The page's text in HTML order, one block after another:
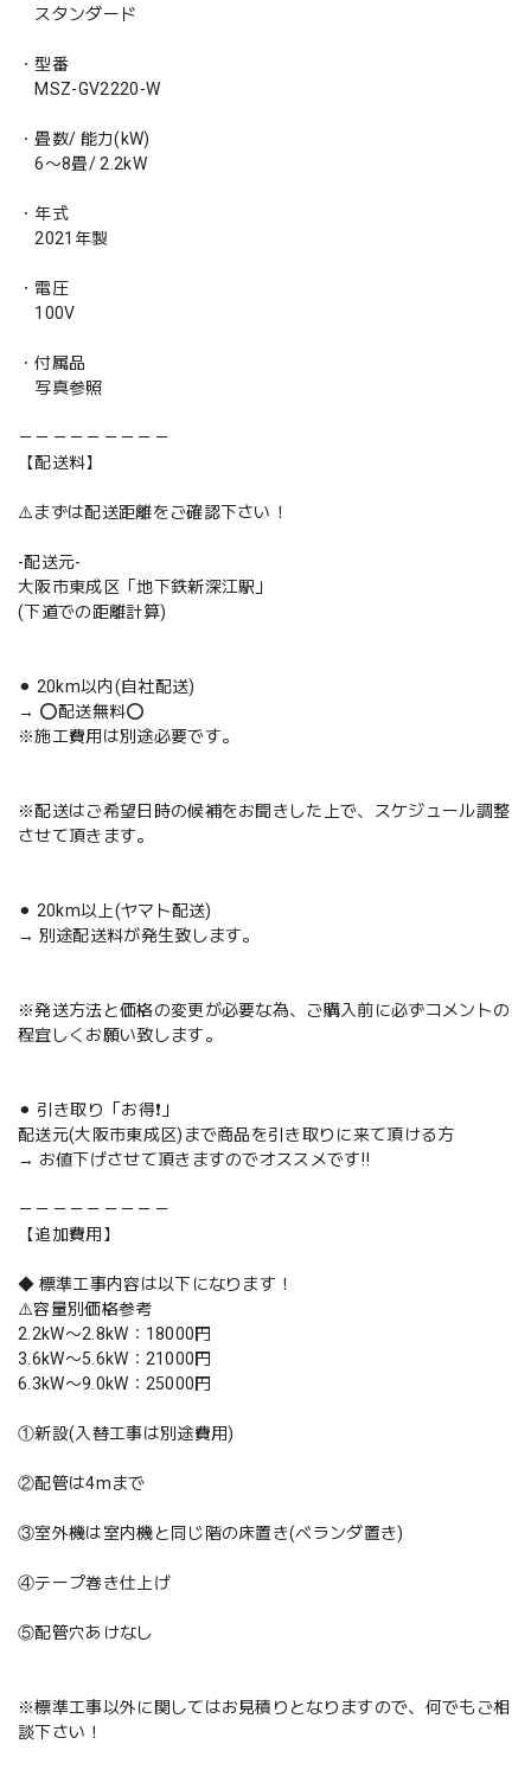
スタンダード
・型番
MSZ-GV2220-W
・畳数/ 能力(kW)
6〜8畳/ 2.2kW
・年式
2021年製
・電圧
100V
・付属品
写真参照
－－－－－－－－－
【配送料】
⚠️まずは配送距離をご確認下さい！
-配送元-
大阪市東成区「地下鉄新深江駅」
(下道での距離計算)
⚫︎ 20km以内(自社配送)
→ ⭕️配送無料⭕️
※施工費用は別途必要です。
※配送はご希望日時の候補をお聞きした上で、スケジュール調整
させて頂きます。
⚫︎ 20km以上(ヤマト配送)
→ 別途配送料が発生致します。
※発送方法と価格の変更が必要な為、ご購入前に必ずコメントの
程宜しくお願い致します。
⚫︎ 引き取り「お得❗️」
配送元(大阪市東成区)まで商品を引き取りに来て頂ける方
→ お値下げさせて頂きますのでオススメです‼️
－－－－－－－－－
【追加費用】
◆ 標準工事内容は以下になります！
⚠️容量別価格参考
2.2kW〜2.8kW：18000円
3.6kW〜5.6kW：21000円
6.3kW〜9.0kW：25000円
①新設(入替工事は別途費用)
②配管は4mまで
③室外機は室内機と同じ階の床置き(ベランダ置き)
④テープ巻き仕上げ
⑤配管穴あけなし
※標準工事以外に関してはお見積りとなりますので、何でもご相
談下さい！